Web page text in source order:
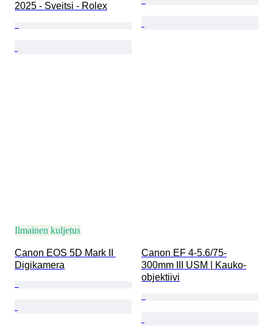
2025 - Sveitsi - Rolex
Ilmainen kuljetus
Canon EOS 5D Mark II
Digikamera
Canon EF 4-5.6/75-
300mm III USM | Kauko-
objektiivi